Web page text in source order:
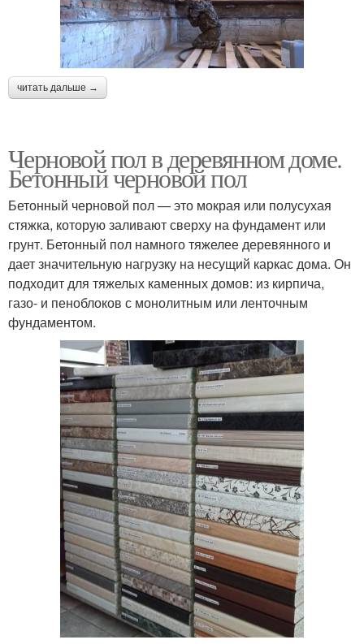
читать дальше →
Черновой пол в деревянном доме.
Бетонный черновой пол
Бетонный черновой пол — это мокрая или полусухая
стяжка, которую заливают сверху на фундамент или
грунт. Бетонный пол намного тяжелее деревянного и
дает значительную нагрузку на несущий каркас дома. Он
подходит для тяжелых каменных домов: из кирпича,
газо- и пеноблоков с монолитным или ленточным
фундаментом.